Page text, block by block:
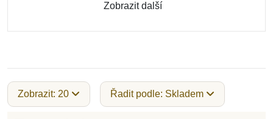
Zobrazit další
Zobrazit: 20 Řadit podle: Skladem